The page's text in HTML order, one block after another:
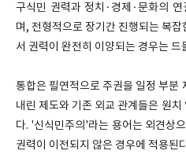
구식민 권력과 정치·경제·문화의
며, 전형적으로 장기간 진행되는 복잡
서 권력이 완전히 이양되는 경우는 드
통합은 필연적으로 주권을 일정 부분
내린 제도와 기존 외교 관계들은 원
다. '신식민주의'라는 용어는 외견상
권력이 이전되지 않은 경우에 적용된